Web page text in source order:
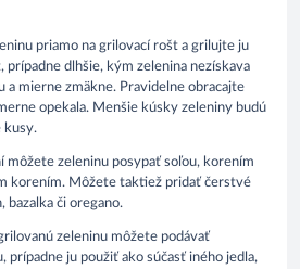
priamo na grilovací rošt a grilujte ju
prípadne dlhšie, kým zelenina nezískava
a mierne zmäkne. Pravidelne obracajte
opekala. Menšie kúsky zeleniny budú
kusy.
môžete zeleninu posypať soľou, korením
korením. Môžete taktiež pridať čerstvé
bazalka či oregano.
zeleninu môžete podávať
prípadne ju použiť ako súčasť iného jedla,